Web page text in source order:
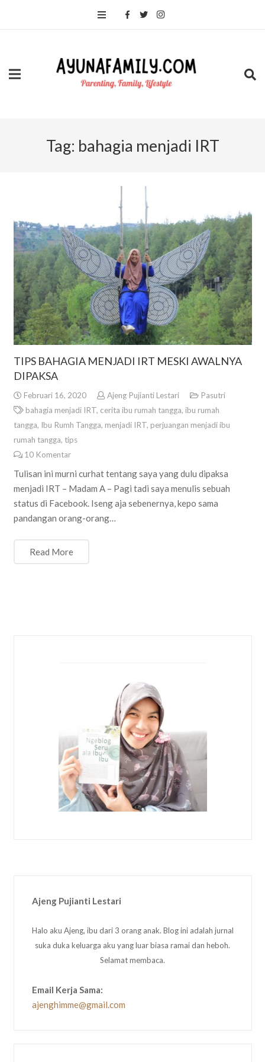
Tag: bahagia menjadi IRT
TIPS BAHAGIA MENJADI IRT MESKI AWALNYA
DIPAKSA
Februari 16, 2020 Ajeng Pujianti Lestari
Pasutri
bahagia menjadi IRT, cerita ibu rumah tangga, ibu rumah
tangga, Ibu Rumh Tangga, menjadi IRT, perjuangan menjadi ibu
rumah tangga, tips
10 Komentar
Tulisan ini murni curhat tentang saya yang dulu dipaksa
menjadi IRT – Madam A – Pagi tadi saya menulis sebuah
status di Facebook. Iseng aja sebenernya, kepo sama
pandangan orang-orang…
Read More
Ajeng Pujianti Lestari
Halo aku Ajeng, ibu dari 3 orang anak. Blog ini adalah jurnal
suka duka keluarga aku yang luar biasa ramai dan heboh.
Selamat membaca.
Email Kerja Sama:
ajenghimme@gmail.com